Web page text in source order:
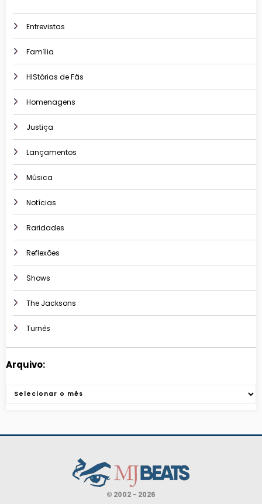
Entrevistas
Família
HIStórias de Fãs
Homenagens
Justiça
Lançamentos
Música
Notícias
Raridades
Reflexões
Shows
The Jacksons
Turnês
Arquivo:
Arquivos
© 2002 – 2026